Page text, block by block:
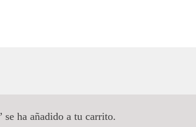
se ha añadido a tu carrito.